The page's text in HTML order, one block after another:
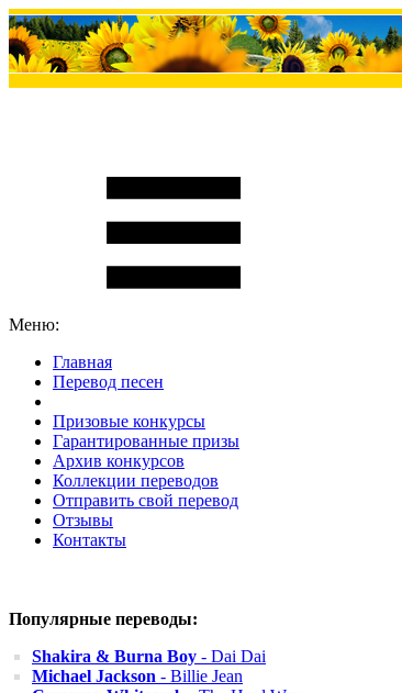
Меню:
Главная
Перевод песен
Призовые конкурсы
Гарантированные призы
Архив конкурсов
Коллекции переводов
Отправить свой перевод
Отзывы
Контакты
Популярные переводы:
Shakira & Burna Boy - Dai Dai
Michael Jackson - Billie Jean